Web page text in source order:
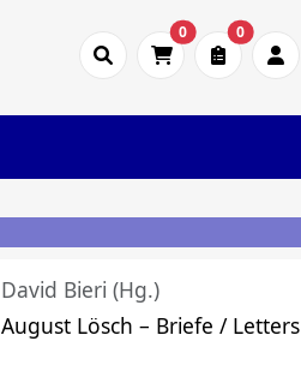
0 0
David Bieri (Hg.)
August Lösch – Briefe / Letters